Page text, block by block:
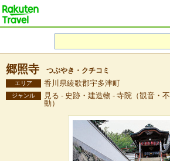
郷照寺 つぶやき・クチコミ
エリア 香川県綾歌郡宇多津町
ジャンル
見る - 史跡・建造物 - 寺院（観音・不
動）